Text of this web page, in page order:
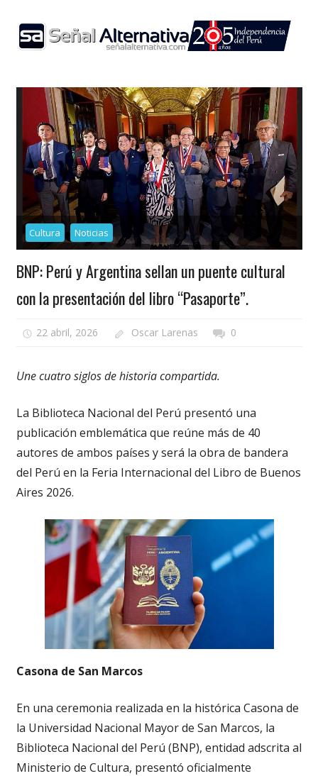
content
Cultura Noticias
BNP: Perú y Argentina sellan un puente cultural
con la presentación del libro “Pasaporte”.
22 abril, 2026 Oscar Larenas 0
Une cuatro siglos de historia compartida.
La Biblioteca Nacional del Perú presentó una
publicación emblemática que reúne más de 40
autores de ambos países y será la obra de bandera
del Perú en la Feria Internacional del Libro de Buenos
Aires 2026.
Casona de San Marcos
En una ceremonia realizada en la histórica Casona de
la Universidad Nacional Mayor de San Marcos, la
Biblioteca Nacional del Perú (BNP), entidad adscrita al
Ministerio de Cultura, presentó oficialmente